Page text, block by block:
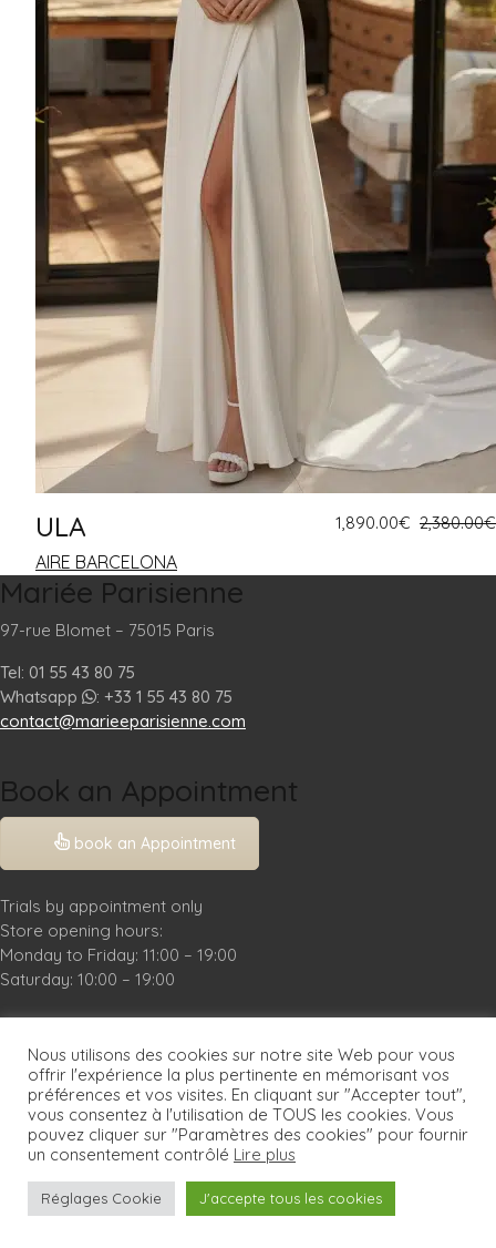
ULA
AIRE BARCELONA
2,380.00€
1,890.00€
Mariée Parisienne
97-rue Blomet – 75015 Paris
Tel: 01 55 43 80 75
Whatsapp
: +33 1 55 43 80 75
contact@marieeparisienne.com
Book an Appointment
book an Appointment
Trials by appointment only
Store opening hours:
Monday to Friday: 11:00 – 19:00
Saturday: 10:00 – 19:00
Practical Info
Legal Notice
FAQ
© Copyright 2026. Mariée Parisienne.
Nous utilisons des cookies sur notre site Web pour vous
offrir l'expérience la plus pertinente en mémorisant vos
préférences et vos visites. En cliquant sur "Accepter tout",
vous consentez à l'utilisation de TOUS les cookies. Vous
pouvez cliquer sur "Paramètres des cookies" pour fournir
un consentement contrôlé Lire plus
Réglages Cookie J'accepte tous les cookies